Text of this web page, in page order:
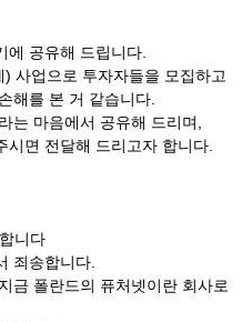
에 공유해 드립니다.
사업으로 투자자들을 모집하고
해를 본 거 같습니다.
는 마음에서 공유해 드리며,
면 전달해 드리고자 합니다.
니다
죄송합니다.
금 폴란드의 퓨처넷이란 회사로